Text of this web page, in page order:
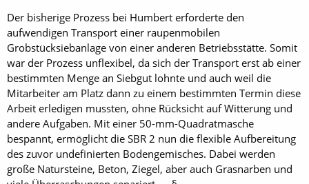
Der bisherige Prozess bei Humbert erforderte den
aufwendigen Transport einer raupenmobilen
Grobstücksiebanlage von einer anderen Betriebsstätte. Somit
war der Prozess unflexibel, da sich der Transport erst ab einer
bestimmten Menge an Siebgut lohnte und auch weil die
Mitarbeiter am Platz dann zu einem bestimmten Termin diese
Arbeit erledigen mussten, ohne Rücksicht auf Witterung und
andere Aufgaben. Mit einer 50-mm-Quadratmasche
bespannt, ermöglicht die SBR 2 nun die flexible Aufbereitung
des zuvor undefinierten Bodengemisches. Dabei werden
große Natursteine, Beton, Ziegel, aber auch Grasnarben und